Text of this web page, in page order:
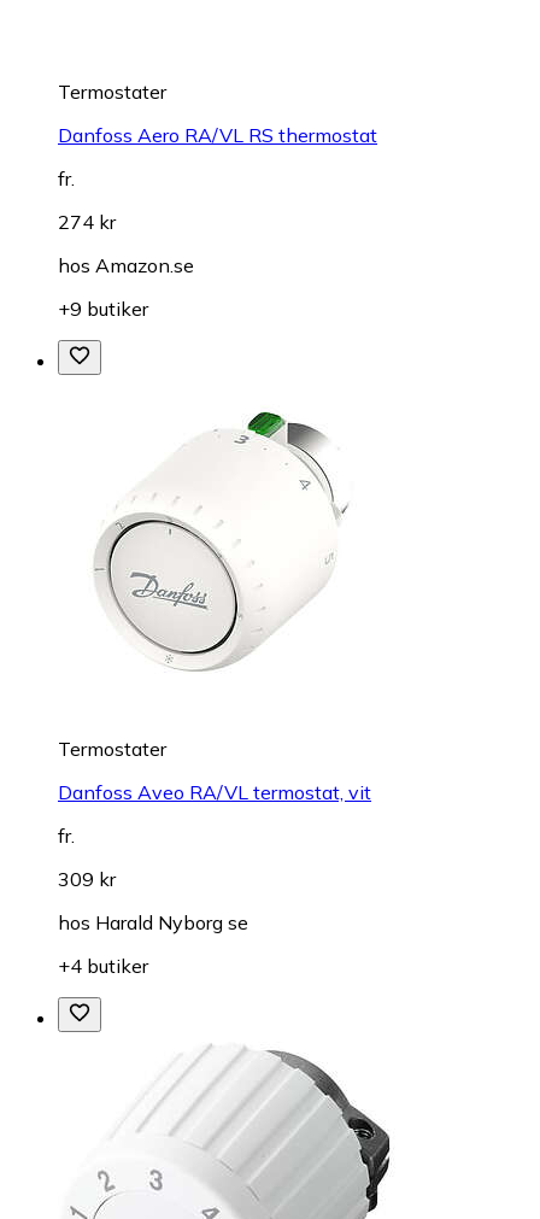
Termostater
Danfoss Aero RA/VL RS thermostat
fr.
274 kr
hos Amazon.se
+9 butiker
Termostater
Danfoss Aveo RA/VL termostat, vit
fr.
309 kr
hos Harald Nyborg se
+4 butiker